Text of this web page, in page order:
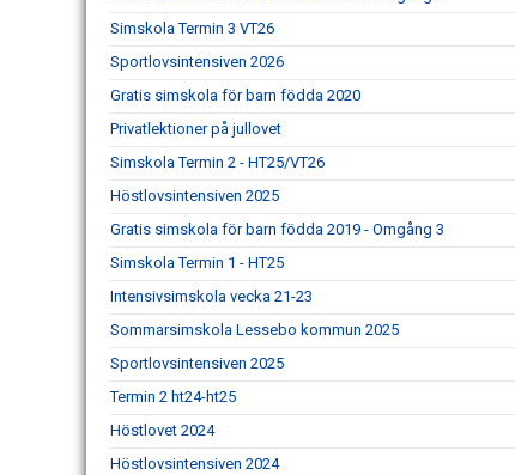
Simskola Termin 3 VT26
Sportlovsintensiven 2026
Gratis simskola för barn födda 2020
Privatlektioner på jullovet
Simskola Termin 2 - HT25/VT26
Höstlovsintensiven 2025
Gratis simskola för barn födda 2019 - Omgång 3
Simskola Termin 1 - HT25
Intensivsimskola vecka 21-23
Sommarsimskola Lessebo kommun 2025
Sportlovsintensiven 2025
Termin 2 ht24-ht25
Höstlovet 2024
Höstlovsintensiven 2024